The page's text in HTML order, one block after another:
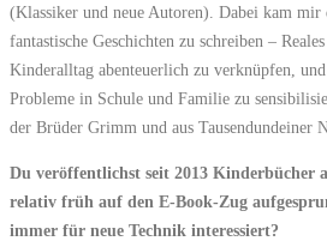
(Klassiker und neue Autoren). Dabei kam
fantastische Geschichten zu schreiben –
Kinderalltag abenteuerlich zu verknüpfen,
Probleme in Schule und Familie zu
der Brüder Grimm und aus Tausendundeiner
Du veröffentlichst seit 2013 Kinderbücher
relativ früh auf den E-Book-Zug
immer für neue Technik interessiert?